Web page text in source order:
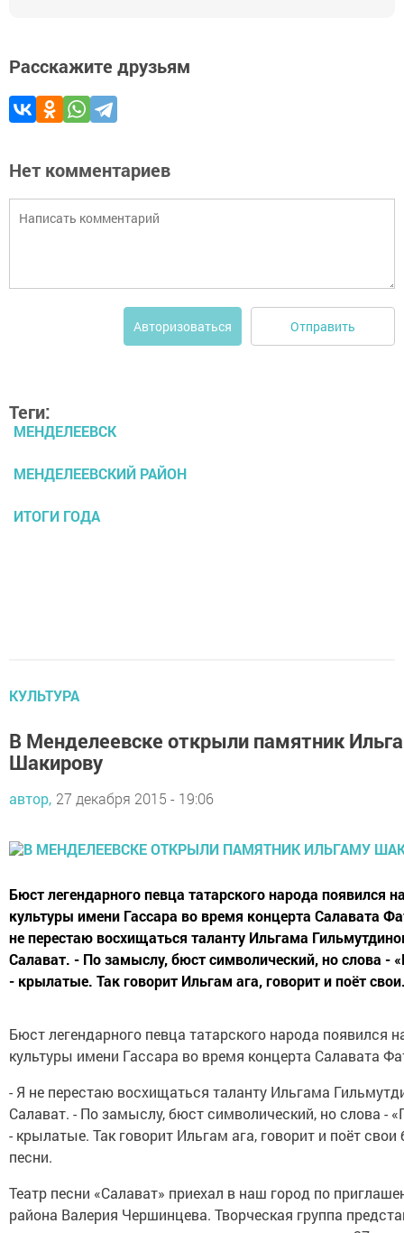
Расскажите друзьям
Нет комментариев
Авторизоваться Отправить
Теги:
МЕНДЕЛЕЕВСК
МЕНДЕЛЕЕВСКИЙ РАЙОН
ИТОГИ ГОДА
КУЛЬТУРА
В Менделеевске открыли памятник
Шакирову
автор, 27 декабря 2015 - 19:06
Бюст легендарного певца татарского народа появился
культуры имени Гассара во время концерта Салавата
не перестаю восхищаться таланту Ильгама
Салават. - По замыслу, бюст символический, но слова -
- крылатые. Так говорит Ильгам ага, говорит и поёт
Бюст легендарного певца татарского народа появился
культуры имени Гассара во время концерта Салавата
- Я не перестаю восхищаться таланту Ильгама
Салават. - По замыслу, бюст символический, но слова -
- крылатые. Так говорит Ильгам ага, говорит и поёт
песни.
Театр песни «Салават» приехал в наш город по
района Валерия Чершинцева. Творческая группа